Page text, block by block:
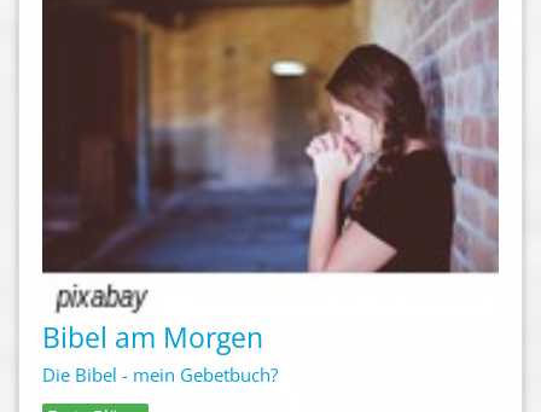
Bibel am Morgen
Die Bibel - mein Gebetbuch?